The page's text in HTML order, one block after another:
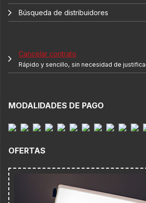
Búsqueda de distribuidores
Cancelar contrato
Rápido y sencillo, sin necesidad de
MODALIDADES DE PAGO
OFERTAS